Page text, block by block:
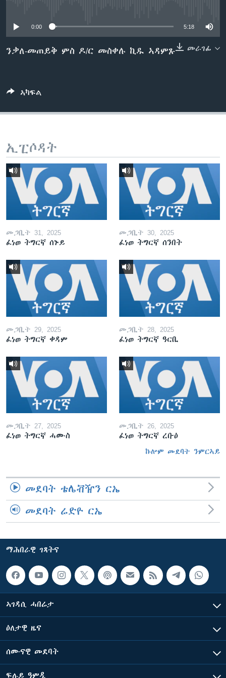
0:00 5:18
መራገፊ
ንቃለ-መጠይቅ ምስ ዶ/ር መስቀሉ ኪዱ ኣዳምጹ
ኣካፍል
ኢፒሶዳት
መጋቢት 31, 2025
ፈነወ ትግርኛ ሰኑይ
መጋቢት 30, 2025
ፈነወ ትግርኛ ሰንበት
መጋቢት 29, 2025
ፈነወ ትግርኛ ቀዳም
መጋቢት 28, 2025
ፈነወ ትግርኛ ዓርቢ
መጋቢት 27, 2025
ፈነወ ትግርኛ ሓሙስ
መጋቢት 26, 2025
ፈነወ ትግርኛ ረቡዕ
ኩሎም መደባት ንምርኣይ
መደባት ቴሌቭዥን ርኤ
መደባት ሬድዮ ርኤ
ማሕበራዊ ገጻትና
ኣገዳሲ ሓበሬታ
ዕለታዊ ዜና
ሰሙናዊ መደባት
ፍሉይ ዓምዲ